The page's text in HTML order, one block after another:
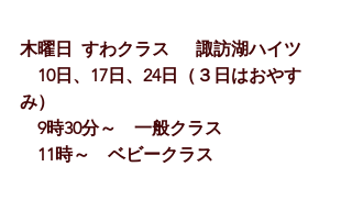
木曜日  すわクラス　  諏訪湖ハイツ
10日、17日、24日（３日はおやす
み）
9時30分～　一般クラス
11時～    ベビークラス